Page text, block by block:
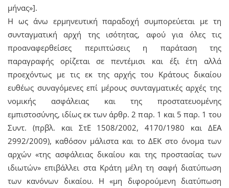
μήνας»].
Η ως άνω ερμηνευτική παραδοχή συμπορεύεται με τη
συνταγματική αρχή της ισότητας, αφού για όλες τις
προαναφερθείσες περιπτώσεις η παράταση της
παραγραφής ορίζεται σε πεντέμισι και έξι έτη αλλά
προεχόντως με τις εκ της αρχής του Κράτους δικαίου
ευθέως συναγόμενες επί μέρους συνταγματικές αρχές της
νομικής ασφάλειας και της προστατευομένης
εμπιστοσύνης, ιδίως εκ των άρθρ. 2 παρ. 1 και 5 παρ. 1 του
Συντ. (πρβλ. και ΣτΕ 1508/2002, 4170/1980 και ΔΕΑ
2992/2009), καθόσον μάλιστα και το ΔΕΚ στο όνομα των
αρχών «της ασφάλειας δικαίου και της προστασίας των
ιδιωτών» επιβάλλει στα Κράτη μέλη τη σαφή διατύπωση
των κανόνων δικαίου. Η «μη διφορούμενη διατύπωση